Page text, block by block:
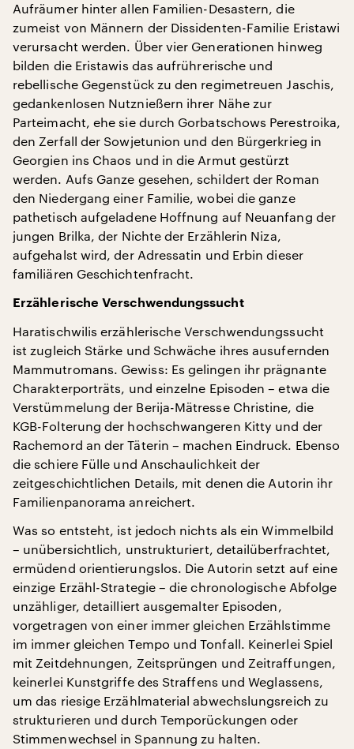
Aufräumer hinter allen Familien-Desastern, die
zumeist von Männern der Dissidenten-Familie Eristawi
verursacht werden. Über vier Generationen hinweg
bilden die Eristawis das aufrührerische und
rebellische Gegenstück zu den regimetreuen Jaschis,
gedankenlosen Nutznießern ihrer Nähe zur
Parteimacht, ehe sie durch Gorbatschows Perestroika,
den Zerfall der Sowjetunion und den Bürgerkrieg in
Georgien ins Chaos und in die Armut gestürzt
werden. Aufs Ganze gesehen, schildert der Roman
den Niedergang einer Familie, wobei die ganze
pathetisch aufgeladene Hoffnung auf Neuanfang der
jungen Brilka, der Nichte der Erzählerin Niza,
aufgehalst wird, der Adressatin und Erbin dieser
familiären Geschichtenfracht.
Erzählerische Verschwendungssucht
Haratischwilis erzählerische Verschwendungssucht
ist zugleich Stärke und Schwäche ihres ausufernden
Mammutromans. Gewiss: Es gelingen ihr prägnante
Charakterporträts, und einzelne Episoden – etwa die
Verstümmelung der Berija-Mätresse Christine, die
KGB-Folterung der hochschwangeren Kitty und der
Rachemord an der Täterin – machen Eindruck. Ebenso
die schiere Fülle und Anschaulichkeit der
zeitgeschichtlichen Details, mit denen die Autorin ihr
Familienpanorama anreichert.
Was so entsteht, ist jedoch nichts als ein Wimmelbild
– unübersichtlich, unstrukturiert, detailüberfrachtet,
ermüdend orientierungslos. Die Autorin setzt auf eine
einzige Erzähl-Strategie – die chronologische Abfolge
unzähliger, detailliert ausgemalter Episoden,
vorgetragen von einer immer gleichen Erzählstimme
im immer gleichen Tempo und Tonfall. Keinerlei Spiel
mit Zeitdehnungen, Zeitsprüngen und Zeitraffungen,
keinerlei Kunstgriffe des Straffens und Weglassens,
um das riesige Erzählmaterial abwechslungsreich zu
strukturieren und durch Temporückungen oder
Stimmenwechsel in Spannung zu halten.